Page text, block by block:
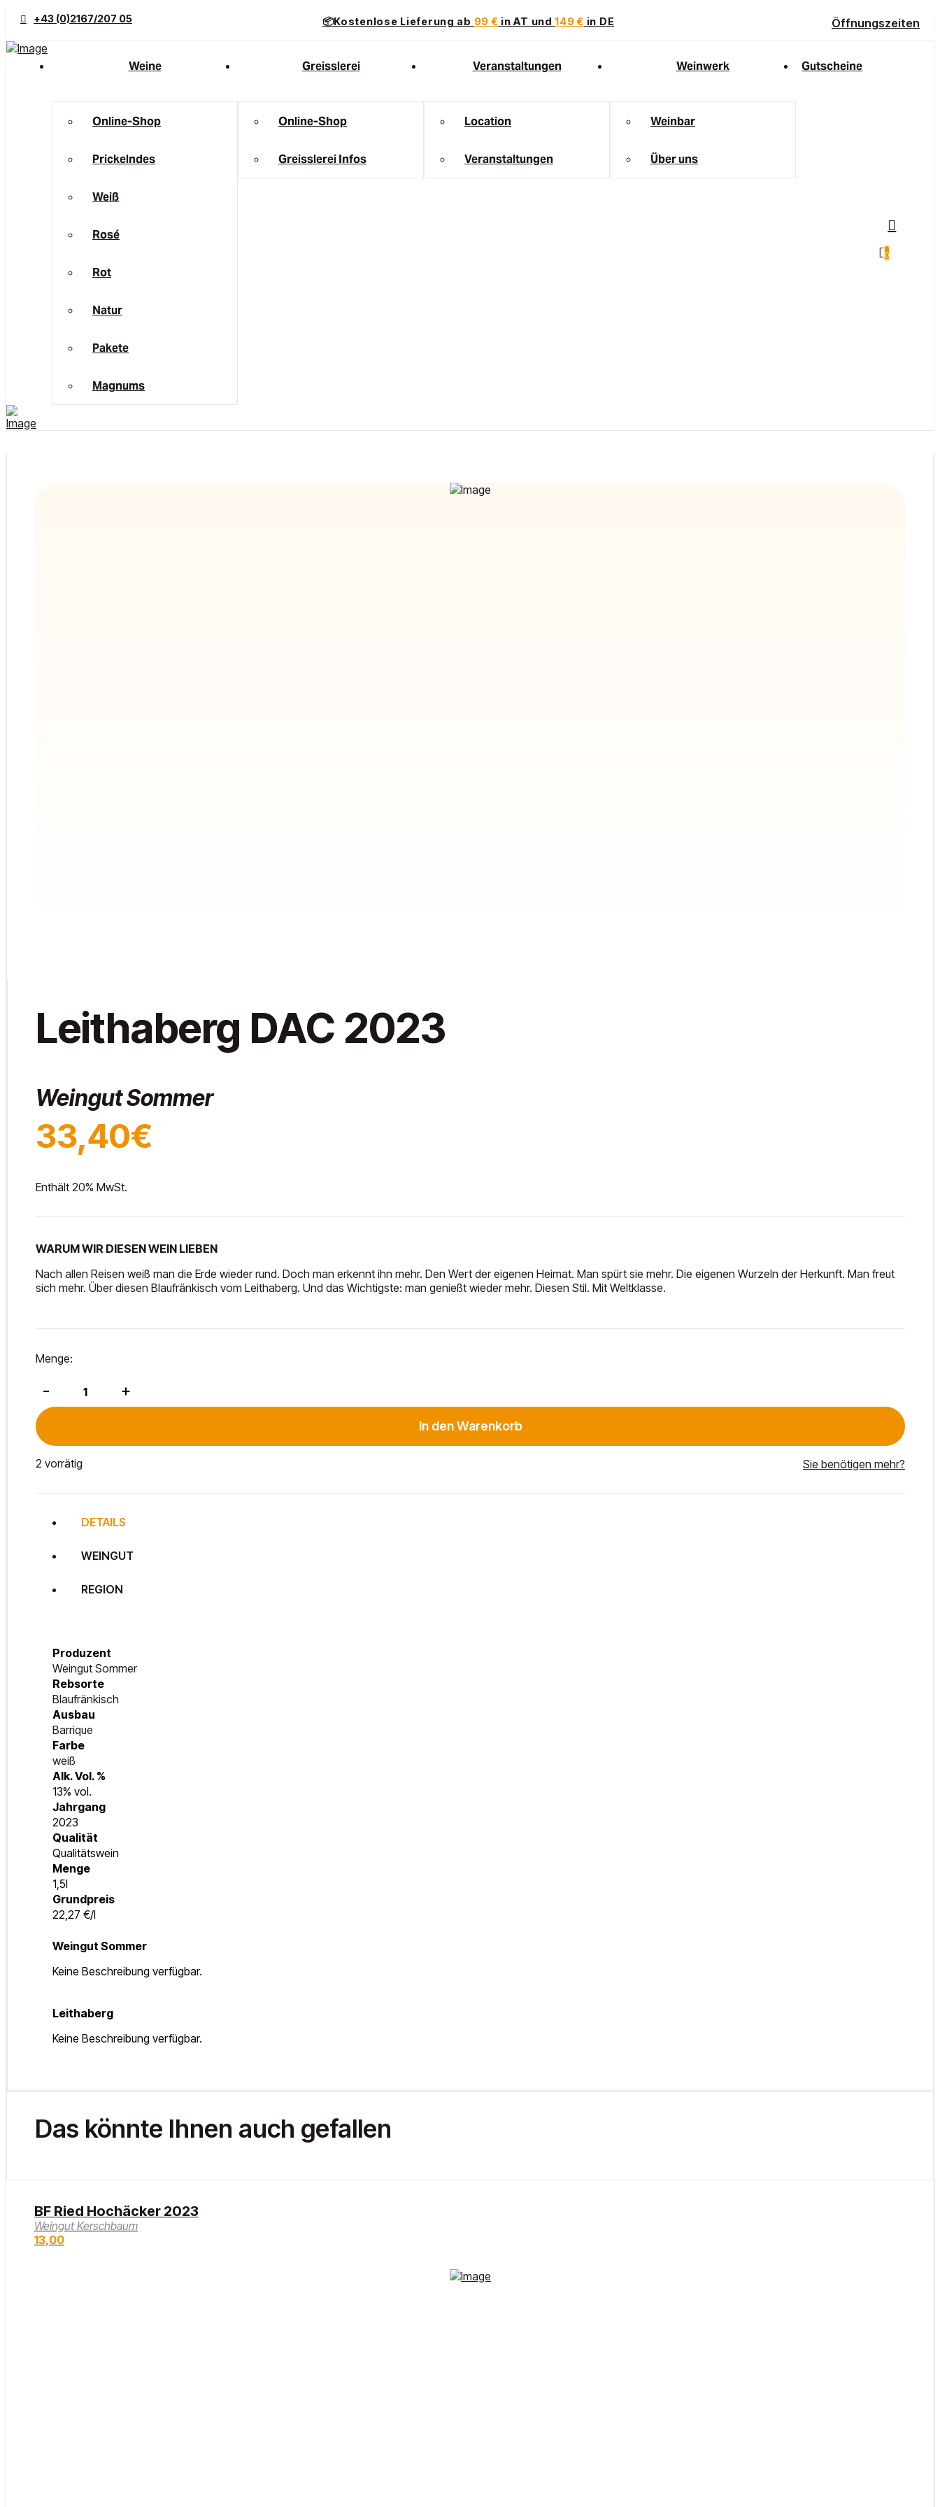
+43 (0)2167/207 05 📦Kostenlose Lieferung ab 99 € in AT und149 € in DE Öffnungszeiten
Weine
Online-Shop
Prickelndes
Weiß
Rosé
Rot
Natur
Pakete
Magnums
Greisslerei
Online-Shop
Greisslerei Infos
Veranstaltungen
Location
Veranstaltungen
Weinwerk
Weinbar
Über uns
Gutscheine
0
Leithaberg DAC 2023
Weingut Sommer
33,40€
Enthält 20% MwSt.
WARUM WIR DIESEN WEIN LIEBEN
Nach allen Reisen weiß man die Erde wieder rund. Doch man erkennt ihn mehr. Den Wert der eigenen Heimat. Man spürt sie mehr. Die eigenen Wurzeln der Herkunft. Man freut
sich mehr. Über diesen Blaufränkisch vom Leithaberg. Und das Wichtigste: man genießt wieder mehr. Diesen Stil. Mit Weltklasse.
Menge:
-
2023
+
In den Warenkorb
2 vorrätig Sie benötigen mehr?
DETAILS
WEINGUT
REGION
Produzent
Weingut Sommer
Rebsorte
Blaufränkisch
Ausbau
Barrique
Farbe
weiß
Alk. Vol. %
13% vol.
Jahrgang
2023
Qualität
Qualitätswein
Menge
1,5l
Grundpreis
22,27 €/l
Weingut Sommer
Keine Beschreibung verfügbar.
Leithaberg
Keine Beschreibung verfügbar.
Das könnte Ihnen auch gefallen
BF Ried Hochäcker 2023
Weingut Kerschbaum
13,00